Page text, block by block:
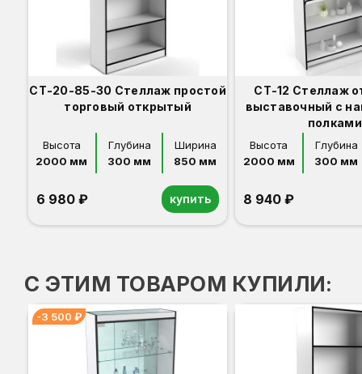
СТ-20-85-30 Стеллаж простой
торговый открытый
Высота
2000 мм
Глубина
300 мм
Ширина
850 мм
6 980 ₽ купить
СТ-12 Стеллаж
выставочный с
полками
Высота
2000 мм
Глубина
300 мм
8 940 ₽
С ЭТИМ ТОВАРОМ КУПИЛИ:
-3 500 ₽